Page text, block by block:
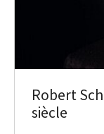
Robert
siècle